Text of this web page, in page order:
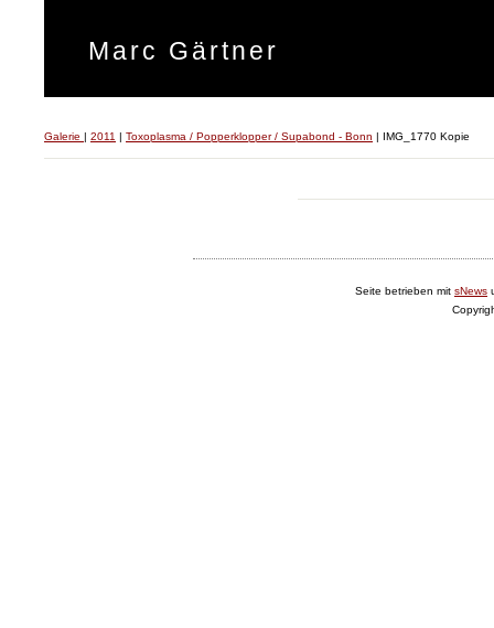
Marc Gärtner
Galerie | 2011 | Toxoplasma / Popperklopper / Supabond - Bonn | IMG_1770 Kopie
Seite betrieben mit sNews